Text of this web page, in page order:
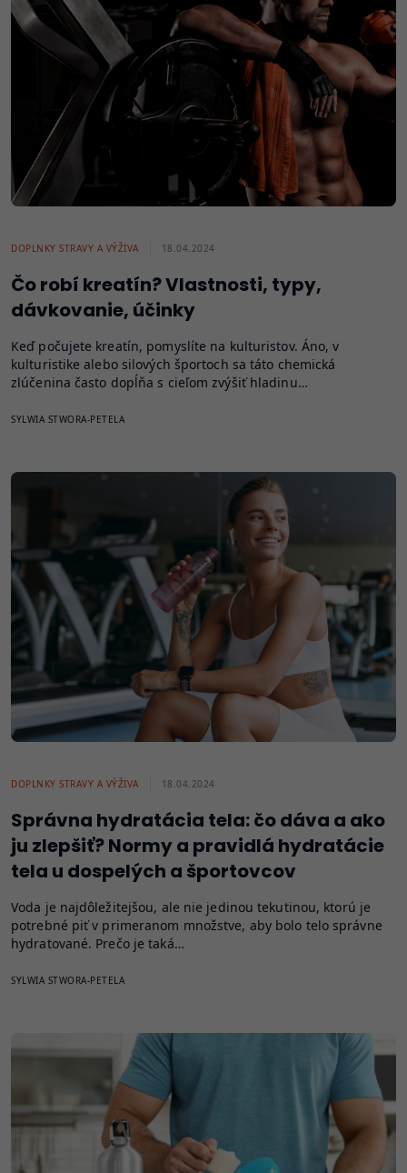
DOPLNKY STRAVY A VÝŽIVA 18.04.2024
Čo robí kreatín? Vlastnosti, typy,
dávkovanie, účinky
Keď počujete kreatín, pomyslíte na kulturistov. Áno, v
kulturistike alebo silových športoch sa táto chemická
zlúčenina často dopĺňa s cieľom zvýšiť hladinu…
SYLWIA STWORA-PETELA
DOPLNKY STRAVY A VÝŽIVA 18.04.2024
Správna hydratácia tela: čo dáva a ako
ju zlepšiť? Normy a pravidlá hydratácie
tela u dospelých a športovcov
Voda je najdôležitejšou, ale nie jedinou tekutinou, ktorú je
potrebné piť v primeranom množstve, aby bolo telo správne
hydratované. Prečo je taká…
SYLWIA STWORA-PETELA